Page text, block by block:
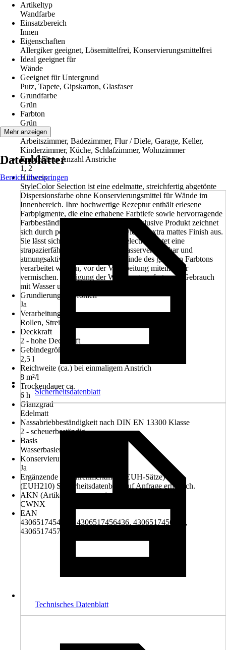
Artikeltyp
Wandfarbe
Einsatzbereich
Innen
Eigenschaften
Allergiker geeignet, Lösemittelfrei, Konservierungsmittelfrei
Ideal geeignet für
Wände
Geeignet für Untergrund
Putz, Tapete, Gipskarton, Glasfaser
Grundfarbe
Grün
Farbton
Grün
Räume
Arbeitszimmer, Badezimmer, Flur / Diele, Garage, Keller,
Kinderzimmer, Küche, Schlafzimmer, Wohnzimmer
Empfohlene Anzahl Anstriche
1, 2
Hinweis
StyleColor Selection ist eine edelmatte, streichfertig abgetönte
Dispersionsfarbe ohne Konservierungsmittel für Wände im
Innenbereich. Ihre hochwertige Rezeptur enthält erlesene
Farbpigmente, die eine erhabene Farbtiefe sowie hervorragende
Farbbeständigkeit garantieren. Das exklusive Produkt zeichnet
sich durch perfekte Deckkraft sowie ein extra mattes Finish aus.
Sie lässt sich leicht verarbeiten. Selection bietet eine
strapazierfähige Oberﬂäche, ist wasserverdünnbar und
atmungsaktiv. Wenn mehrere Gebinde des gleichen Farbtons
verarbeitet werden, vor der Verarbeitung miteinander
vermischen. Reinigung der Werkzeuge sofort nach Gebrauch
mit Wasser und Seife.
Grundierung empfohlen
Ja
Verarbeitung
Rollen, Streichen, Sprühen
Deckkraft
2 - hohe Deckkraft
Gebindegröße
2,5 l
Reichweite (ca.) bei einmaligem Anstrich
8 m²/l
Trockendauer ca.
6 h
Glanzgrad
Edelmatt
Nassabriebbeständigkeit nach DIN EN 13300 Klasse
2 - scheuerbeständig
Basis
Wasserbasierend
Konservierungsmittelfrei
Ja
Ergänzende Gefahrenmerkmale (EUH-Sätze)
(EUH210) Sicherheitsdatenblatt auf Anfrage erhältlich.
AKN (Artikelkurznummer)
CWNX
EAN
4306517454821, 4306517456436, 4306517456733,
4306517457037
Mehr anzeigen
Datenblätter
Bereich überspringen
Sicherheitsdatenblatt
Technisches Datenblatt